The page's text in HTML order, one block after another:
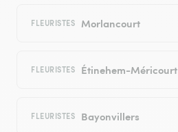
FLEURISTES Morlancourt
FLEURISTES Étinehem-Méricourt
FLEURISTES Bayonvillers